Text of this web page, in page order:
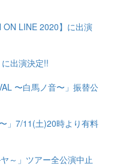
ON LINE 2020】に出演
出演決定!!
〜白馬ノ音〜」振替公
」7/11(土)20時より有料
～」ツアー全公演中止